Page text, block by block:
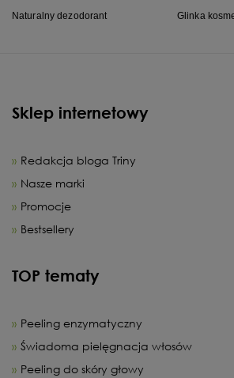
Naturalny dezodorant Glinka
Sklep internetowy
Redakcja bloga Triny
Nasze marki
Promocje
Bestsellery
TOP tematy
Peeling enzymatyczny
Świadoma pielęgnacja włosów
Peeling do skóry głowy